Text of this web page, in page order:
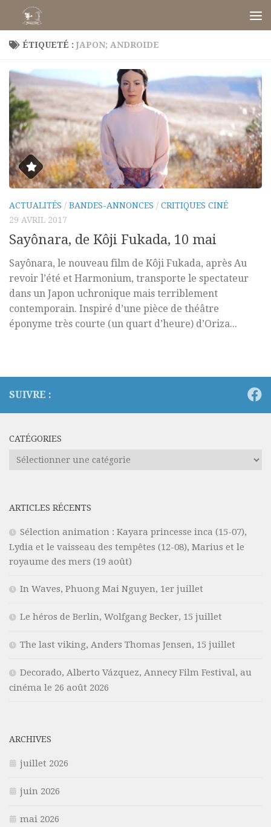
Skip to content
ÉTIQUETÉ : JAPON; ANDROIDE
ACTUALITÉS / BANDES-ANNONCES / CRITIQUES CINÉ
29 AVRIL 2017
Sayônara, de Kôji Fukada, 10 mai
Sayônara, le nouveau film de Kôji Fukada, après Au
revoir l’été et Harmonium, transporte le spectateur
dans un Japon uchronique mais terriblement
contemporain. Inspiré d’une pièce de théâtre
éponyme très courte (un quart d’heure) d’Oriza...
SUIVRE :
CATÉGORIES
Catégories
ARTICLES RÉCENTS
Sélection animation : Kayara princesse inca (15-07),
Lydia et le vaisseau des tempêtes (12-08), Marius et le
royaume des mers (19 août)
In Waves, Phuong Mai Nguyen, 1er juillet
Le héros de Berlin, Wolfgang Becker, 15 juillet
The last viking, Anders Thomas Jensen, 15 juillet
Decorado, Alberto Vázquez, Annecy Film Festival, au
cinéma le 26 août 2026
ARCHIVES
juillet 2026
juin 2026
mai 2026